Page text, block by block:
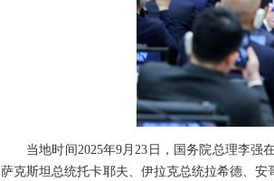
当地时间2025年9月23日，国务院总理李
萨克斯坦总统托卡耶夫、伊拉克总统拉希德、